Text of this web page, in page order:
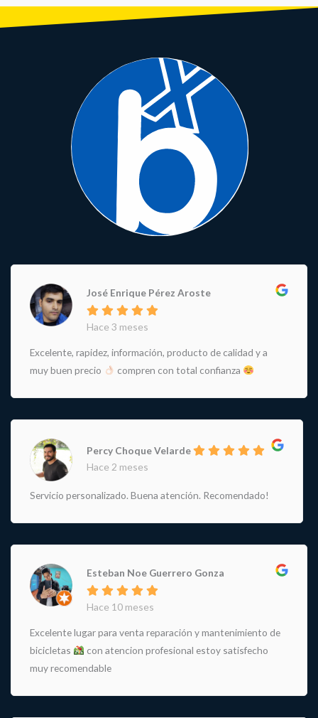
José Enrique Pérez Aroste
Hace 3 meses
Excelente, rapidez, información, producto de calidad y a
muy buen precio
compren con total confianza
Percy Choque Velarde
Hace 2 meses
Servicio personalizado. Buena atención. Recomendado!
Esteban Noe Guerrero Gonza
Hace 10 meses
Excelente lugar para venta reparación y mantenimiento de
bicicletas
con atencion profesional estoy satisfecho
muy recomendable